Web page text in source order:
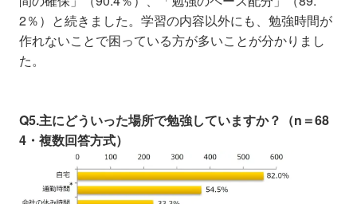
2％）と続きました。学習の内容以外にも、勉強時間が
作れないことで困っている方が多いことが分かりまし
た。
Q5.主にどういった場所で勉強していますか？（n＝68
4・複数回答方式）